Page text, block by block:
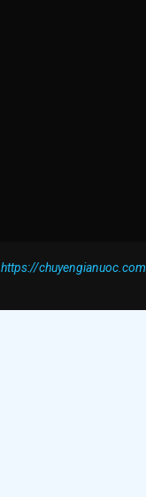
https://chuyengianuoc.com